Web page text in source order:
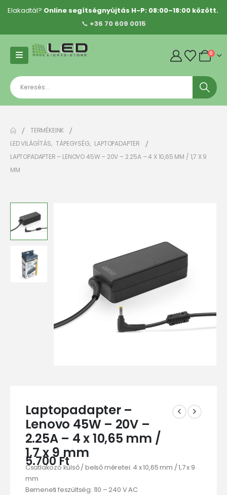
Elakadtál? Online segítségnyújtás H-P: 08:00–18:00 között.
📞 +36 70 609 0015
0
TERMÉKEINK
LED VILÁGÍTÁS, TÁPEGYSÉG, LAPTOPADAPTER
LAPTOPADAPTER – LENOVO 45W – 20V – 2.25A – 4 X 10,65 MM / 1,7 X 9
MM
Laptopadapter –
Lenovo 45W – 20V –
2.25A – 4 x 10,65 mm /
1,7 x 9 mm
5.700Ft
Csatlakozó külső / belső méretei: 4 x 10,65 mm / 1,7 x 9
mm
Bemeneti feszültség: 110 – 240 V AC